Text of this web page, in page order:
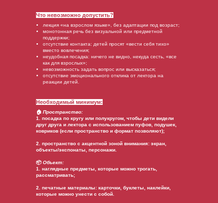
🏠 Пространство:
1. посадка по кругу или полукругом, чтобы дети видели
друг друга и лектора с использованием пуфов, подушек,
ковриков (если пространство и формат позволяют);
2. пространство с акцентной зоной внимания: экран,
объекты/экспонаты, персонажи.
📦 Объект:
1. наглядные предметы, которые можно трогать,
рассматривать;
2. печатные материалы: карточки, буклеты, наклейки,
которые можно унести с собой.
лекция «на взрослом языке», без адаптации под возраст;
монотонная речь без визуальной или предметной
поддержки;
отсутствие контакта: детей просят «вести себя тихо»
вместо вовлечения;
неудобная посадка: ничего не видно, некуда сесть, «все
как для взрослых»;
невозможность задать вопрос или высказаться;
отсутствие эмоционального отклика от лектора на
реакции детей.
Что невозможно допустить?
Необходимый минимум: